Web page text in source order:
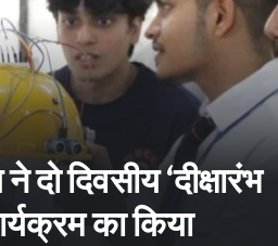
दो दिवसीय ‘दीक्षारंभ
का किया